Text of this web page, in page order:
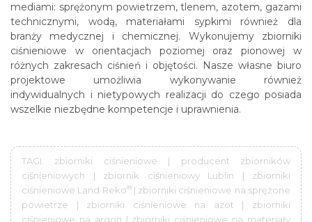
mediami: sprężonym powietrzem, tlenem, azotem, gazami
technicznymi, wodą, materiałami sypkimi również dla
branży medycznej i chemicznej. Wykonujemy zbiorniki
ciśnieniowe w orientacjach poziomej oraz pionowej w
różnych zakresach ciśnień i objętości. Nasze własne biuro
projektowe umożliwia wykonywanie również
indywidualnych i nietypowych realizacji do czego posiada
wszelkie niezbędne kompetencje i uprawnienia.
TAGI: zbiorniki ciśnieniowe | producent zbiorników
ciśnieniowych | zbiornik ciśnieniowy Lublin | zbiorniki
ciśnieniowe Land Reko®| zbiorniki ciśnieniowe na sprężone
powietrze | zbiorniki ciśnieniowe na azot | zbiorniki
ciśnieniowe na argon | zbiorniki ciśnieniowe na materiały